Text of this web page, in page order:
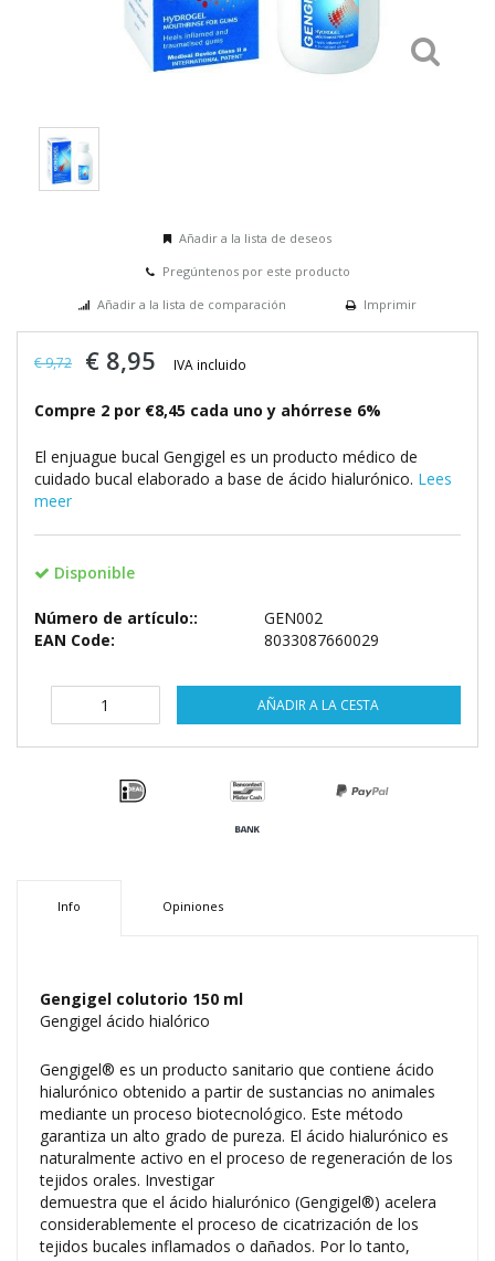
Añadir a la lista de deseos
Pregúntenos por este producto
Añadir a la lista de comparación
Imprimir
€ 9,72 € 8,95 IVA incluido
Compre 2 por €8,45 cada uno y ahórrese 6%
El enjuague bucal Gengigel es un producto médico de
cuidado bucal elaborado a base de ácido hialurónico. Lees
meer
Disponible
Número de artículo::
GEN002
EAN Code:
8033087660029
AÑADIR A LA CESTA
Info Opiniones
Gengigel colutorio 150 ml
Gengigel ácido hialórico
Gengigel® es un producto sanitario que contiene ácido
hialurónico obtenido a partir de sustancias no animales
mediante un proceso biotecnológico. Este método
garantiza un alto grado de pureza. El ácido hialurónico es
naturalmente activo en el proceso de regeneración de los
tejidos orales. Investigar
demuestra que el ácido hialurónico (Gengigel®) acelera
considerablemente el proceso de cicatrización de los
tejidos bucales inflamados o dañados. Por lo tanto,